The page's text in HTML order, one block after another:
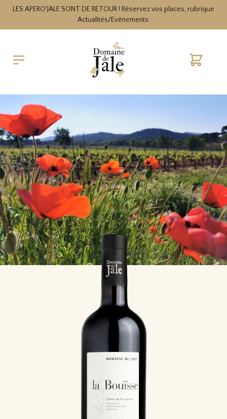
LES APERO'JALE SONT DE RETOUR ! Réservez vos places, rubrique
Actualités/Evènements.